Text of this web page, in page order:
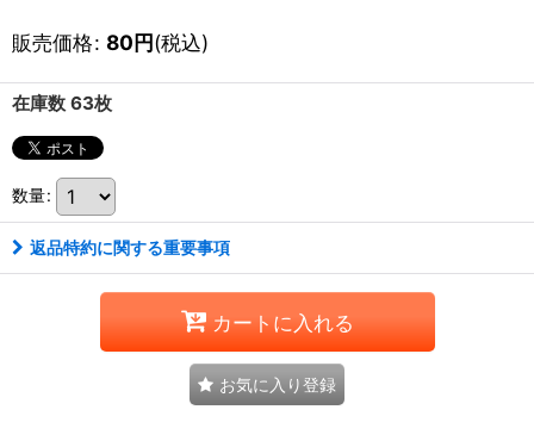
販売価格: 80円(税込)
在庫数 63枚
数量:
返品特約に関する重要事項
カートに入れる
お気に入り登録